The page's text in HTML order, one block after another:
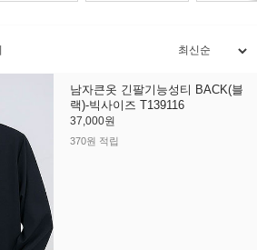
남자큰옷 긴팔기능성티 BACK(블
랙)-빅사이즈 T139116
37,000원
370원 적립